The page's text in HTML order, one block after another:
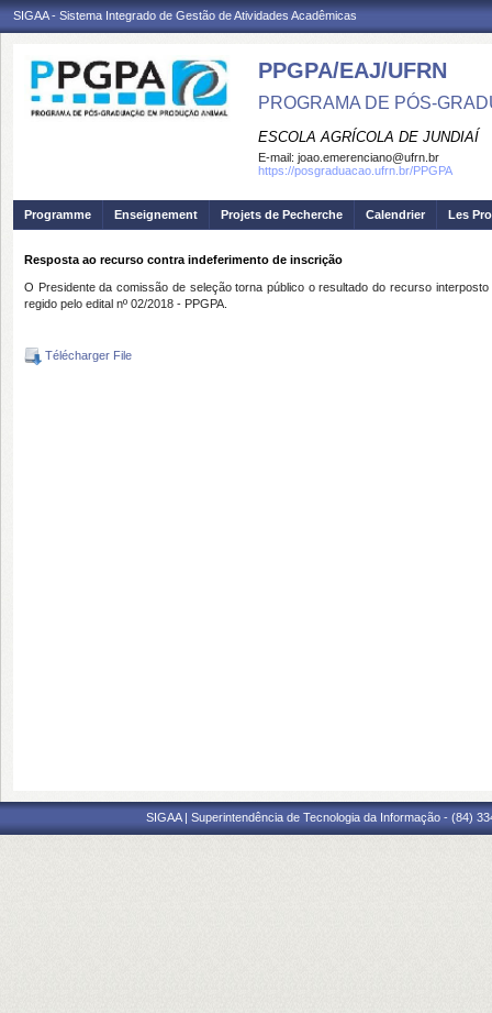
SIGAA - Sistema Integrado de Gestão de Atividades Acadêmicas
PPGPA/EAJ/UFRN
PROGRAMA DE PÓS-
ESCOLA AGRÍCOLA DE JUNDIAÍ
E-mail: joao.emerenciano@ufrn.br
https://posgraduacao.ufrn.br/PPGPA
Programme Enseignement Projets de Pecherche Calendrier Les
Resposta ao recurso contra indeferimento de inscrição
O Presidente da comissão de seleção torna público o resultado do recurso
regido pelo edital nº 02/2018 - PPGPA.
Télécharger File
SIGAA | Superintendência de Tecnologia da Informação - (84)